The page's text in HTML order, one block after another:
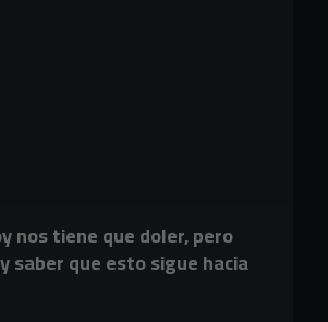
nos tiene que doler, pero
saber que esto sigue hacia